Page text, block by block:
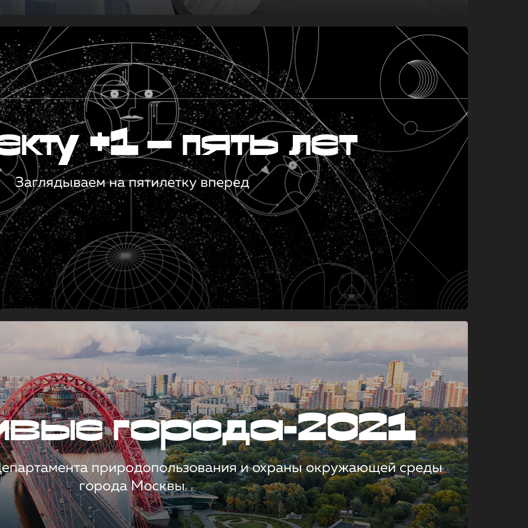
+1 — пять лет
Заглядываем на пятилетку вперед
города-2021
природопользования и охраны окружающей среды
города Москвы